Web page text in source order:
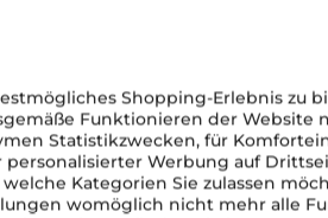
Shopping-Erlebnis zu
Funktionieren der Website
Statistikzwecken, für
Werbung auf
Kategorien Sie zulassen
womöglich nicht mehr alle